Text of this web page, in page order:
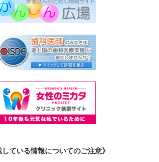
している情報についてのご注意》